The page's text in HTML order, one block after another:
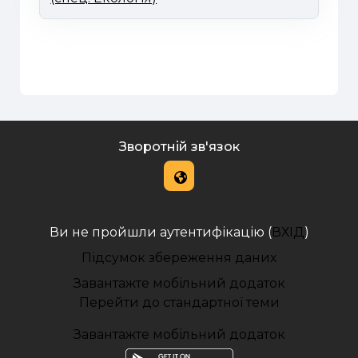
Зворотній зв'язок
Ви не пройшли аутентифікацію (ВХІД )
Підсумок збереження даних
Завантажте мобільний додаток
Перейти до стандартної теми
Завантажте мобільний додаток